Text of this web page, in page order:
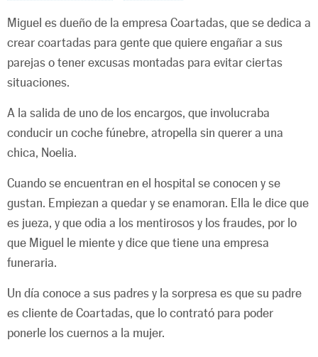
Miguel es dueño de la empresa Coartadas, que se dedica a
crear coartadas para gente que quiere engañar a sus
parejas o tener excusas montadas para evitar ciertas
situaciones.
A la salida de uno de los encargos, que involucraba
conducir un coche fúnebre, atropella sin querer a una
chica, Noelia.
Cuando se encuentran en el hospital se conocen y se
gustan. Empiezan a quedar y se enamoran. Ella le dice que
es jueza, y que odia a los mentirosos y los fraudes, por lo
que Miguel le miente y dice que tiene una empresa
funeraria.
Un día conoce a sus padres y la sorpresa es que su padre
es cliente de Coartadas, que lo contrató para poder
ponerle los cuernos a la mujer.